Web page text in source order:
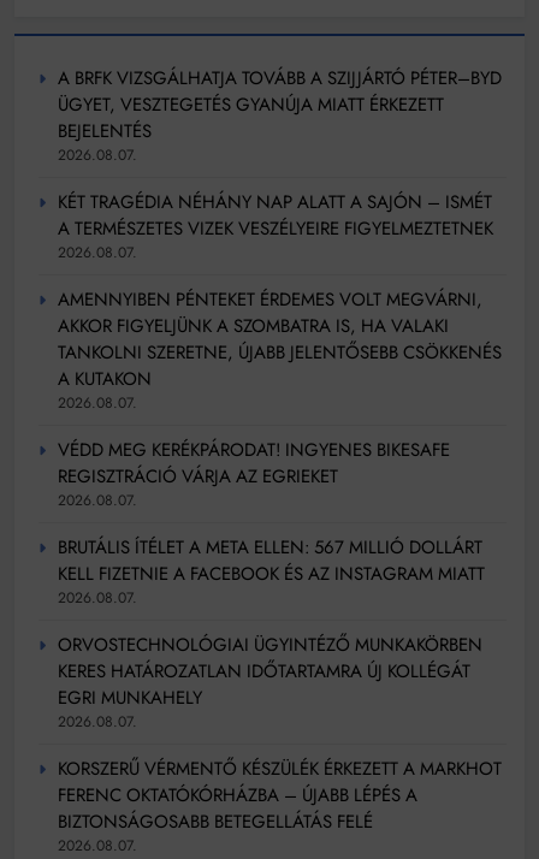
A BRFK VIZSGÁLHATJA TOVÁBB A SZIJJÁRTÓ PÉTER–BYD
ÜGYET, VESZTEGETÉS GYANÚJA MIATT ÉRKEZETT
BEJELENTÉS
2026.08.07.
KÉT TRAGÉDIA NÉHÁNY NAP ALATT A SAJÓN – ISMÉT
A TERMÉSZETES VIZEK VESZÉLYEIRE FIGYELMEZTETNEK
2026.08.07.
AMENNYIBEN PÉNTEKET ÉRDEMES VOLT MEGVÁRNI,
AKKOR FIGYELJÜNK A SZOMBATRA IS, HA VALAKI
TANKOLNI SZERETNE, ÚJABB JELENTŐSEBB CSÖKKENÉS
A KUTAKON
2026.08.07.
VÉDD MEG KERÉKPÁRODAT! INGYENES BIKESAFE
REGISZTRÁCIÓ VÁRJA AZ EGRIEKET
2026.08.07.
BRUTÁLIS ÍTÉLET A META ELLEN: 567 MILLIÓ DOLLÁRT
KELL FIZETNIE A FACEBOOK ÉS AZ INSTAGRAM MIATT
2026.08.07.
ORVOSTECHNOLÓGIAI ÜGYINTÉZŐ MUNKAKÖRBEN
KERES HATÁROZATLAN IDŐTARTAMRA ÚJ KOLLÉGÁT
EGRI MUNKAHELY
2026.08.07.
KORSZERŰ VÉRMENTŐ KÉSZÜLÉK ÉRKEZETT A MARKHOT
FERENC OKTATÓKÓRHÁZBA – ÚJABB LÉPÉS A
BIZTONSÁGOSABB BETEGELLÁTÁS FELÉ
2026.08.07.